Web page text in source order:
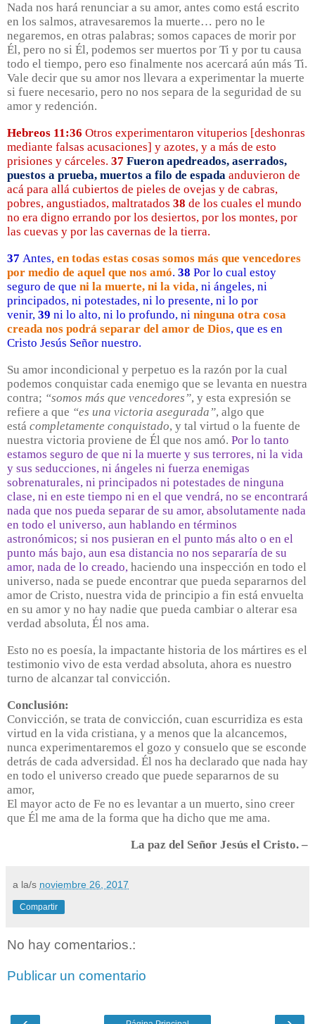
Nada nos hará renunciar a su amor, antes como está escrito
en los salmos, atravesaremos la muerte… pero no le
negaremos, en otras palabras; somos capaces de morir por
Él, pero no si Él, podemos ser muertos por Ti y por tu causa
todo el tiempo, pero eso finalmente nos acercará aún más Ti.
Vale decir que su amor nos llevara a experimentar la muerte
si fuere necesario, pero no nos separa de la seguridad de su
amor y redención.
Hebreos 11:36 Otros experimentaron vituperios [deshonras
mediante falsas acusaciones] y azotes, y a más de esto
prisiones y cárceles. 37 Fueron apedreados, aserrados,
puestos a prueba, muertos a filo de espada anduvieron de
acá para allá cubiertos de pieles de ovejas y de cabras,
pobres, angustiados, maltratados 38 de los cuales el mundo
no era digno errando por los desiertos, por los montes, por
las cuevas y por las cavernas de la tierra.
37 Antes, en todas estas cosas somos más que vencedores
por medio de aquel que nos amó. 38 Por lo cual estoy
seguro de que ni la muerte, ni la vida, ni ángeles, ni
principados, ni potestades, ni lo presente, ni lo por
venir, 39 ni lo alto, ni lo profundo, ni ninguna otra cosa
creada nos podrá separar del amor de Dios, que es en
Cristo Jesús Señor nuestro.
Su amor incondicional y perpetuo es la razón por la cual
podemos conquistar cada enemigo que se levanta en nuestra
contra; “somos más que vencedores”, y esta expresión se
refiere a que “es una victoria asegurada”, algo que
está completamente conquistado, y tal virtud o la fuente de
nuestra victoria proviene de Él que nos amó. Por lo tanto
estamos seguro de que ni la muerte y sus terrores, ni la vida
y sus seducciones, ni ángeles ni fuerza enemigas
sobrenaturales, ni principados ni potestades de ninguna
clase, ni en este tiempo ni en el que vendrá, no se encontrará
nada que nos pueda separar de su amor, absolutamente nada
en todo el universo, aun hablando en términos
astronómicos; si nos pusieran en el punto más alto o en el
punto más bajo, aun esa distancia no nos separaría de su
amor, nada de lo creado, haciendo una inspección en todo el
universo, nada se puede encontrar que pueda separarnos del
amor de Cristo, nuestra vida de principio a fin está envuelta
en su amor y no hay nadie que pueda cambiar o alterar esa
verdad absoluta, Él nos ama.
Esto no es poesía, la impactante historia de los mártires es el
testimonio vivo de esta verdad absoluta, ahora es nuestro
turno de alcanzar tal convicción.
Conclusión:
Convicción, se trata de convicción, cuan escurridiza es esta
virtud en la vida cristiana, y a menos que la alcancemos,
nunca experimentaremos el gozo y consuelo que se esconde
detrás de cada adversidad. Él nos ha declarado que nada hay
en todo el universo creado que puede separarnos de su
amor,
El mayor acto de Fe no es levantar a un muerto, sino creer
que Él me ama de la forma que ha dicho que me ama.
La paz del Señor Jesús el Cristo. –
a la/s noviembre 26, 2017
Compartir
No hay comentarios.:
Publicar un comentario